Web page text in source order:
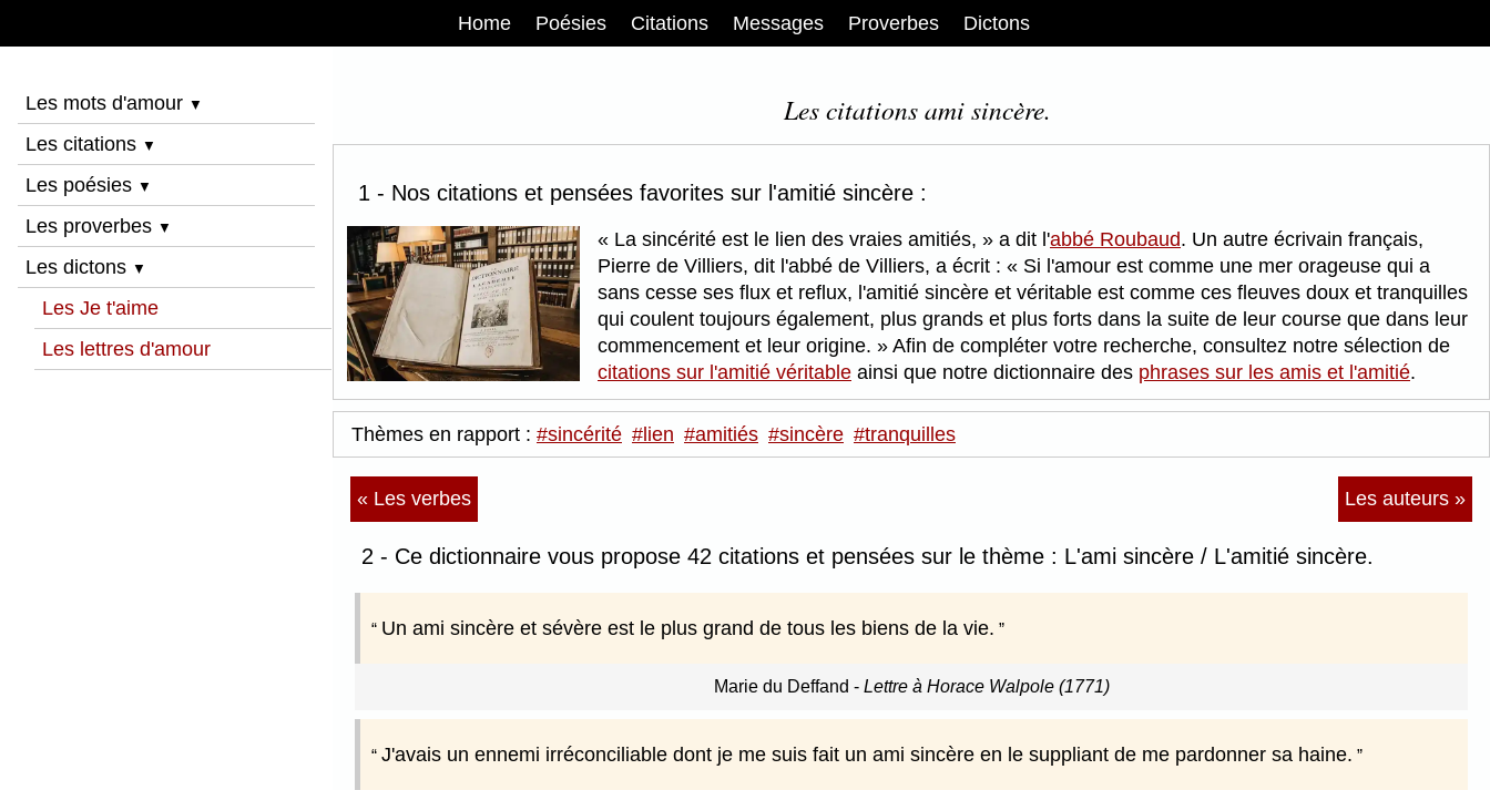
Home Poésies Citations Messages Proverbes Dictons
Les mots d'amour ▼
Les citations ▼
Les poésies ▼
Les proverbes ▼
Les dictons ▼
Les Je t'aime
Les lettres d'amour
Les citations ami sincère.
1 - Nos citations et pensées favorites sur l'amitié sincère :
La sincérité est le lien des vraies amitiés, a dit l'abbé Roubaud. Un autre écrivain français,
Pierre de Villiers, dit l'abbé de Villiers, a écrit :
Si l'amour est comme une mer orageuse qui a
sans cesse ses flux et reflux, l'amitié sincère et véritable est comme ces fleuves doux et tranquilles
qui coulent toujours également, plus grands et plus forts dans la suite de leur course que dans leur
commencement et leur origine.
Afin de compléter votre recherche, consultez notre sélection de
citations sur l'amitié véritable ainsi que notre dictionnaire des phrases sur les amis et l'amitié.
Thèmes en rapport : #sincérité #lien #amitiés #sincère #tranquilles
« Les verbes Les auteurs »
2 - Ce dictionnaire vous propose 42 citations et pensées sur le thème : L'ami sincère / L'amitié sincère.
Un ami sincère et sévère est le plus grand de tous les biens de la vie.
Marie du Deffand - Lettre à Horace Walpole (1771)
J'avais un ennemi irréconciliable dont je me suis fait un ami sincère en le suppliant de me pardonner sa haine.